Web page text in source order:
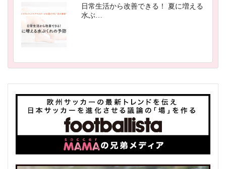
日常生活から改善できる！ 夏に増える
水ぶ…